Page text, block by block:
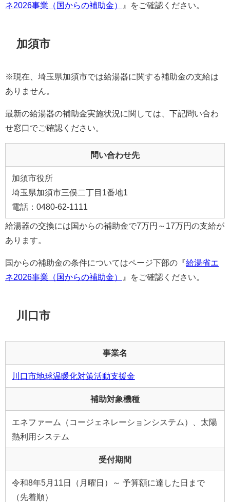
ネ2026事業（国からの補助金）
』をご確認ください。
加須市
※現在、埼玉県加須市では給湯器に関する補助金の支給は
ありません。
最新の給湯器の補助金実施状況に関しては、下記問い合わ
せ窓口でご確認ください。
問い合わせ先
加須市役所
埼玉県加須市三俣二丁目1番地1
電話：0480-62-1111
給湯器の交換には国からの補助金で7万円～17万円の支給が
あります。
国からの補助金の条件についてはページ下部の『給湯省エ
ネ2026事業（国からの補助金）
』をご確認ください。
川口市
事業名
川口市地球温暖化対策活動支援金
補助対象機種
エネファーム（コージェネレーションシステム）、太陽
熱利用システム
受付期間
令和8年5月11日（月曜日）～ 予算額に達した日まで
（先着順）